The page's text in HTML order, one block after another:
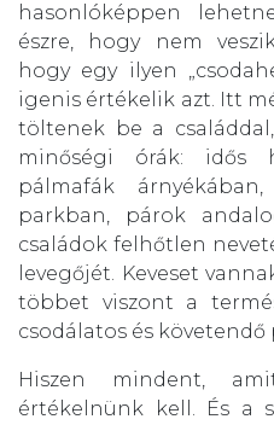
hasonlóképpen
észre, hogy nem
hogy egy ilyen
igenis értékelik azt. Itt
töltenek be a
minőségi órák: idős
pálmafák
parkban, párok
családok felhőtlen
levegőjét. Keveset
többet viszont a
csodálatos és követendő
Hiszen mindent,
értékelnünk kell. És a